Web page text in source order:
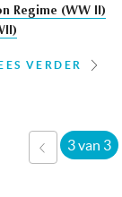
Regime (WW II)
VERDER
‹
VORIGE
3 van 3